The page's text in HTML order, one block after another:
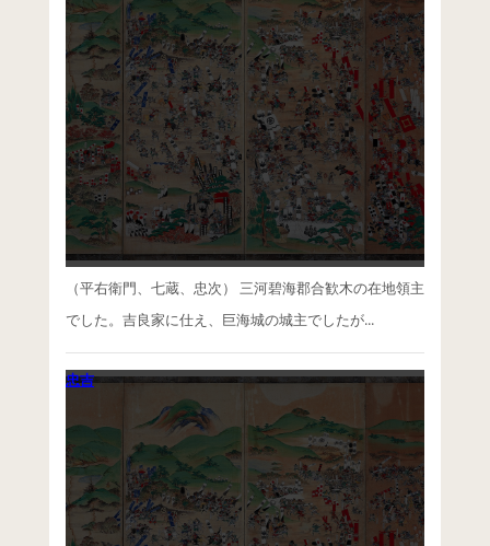
未分類
メタ情報
（平右衛門、七蔵、忠次） 三河碧海郡合歓木の在地領主
でした。吉良家に仕え、巨海城の城主でしたが...
忠吉